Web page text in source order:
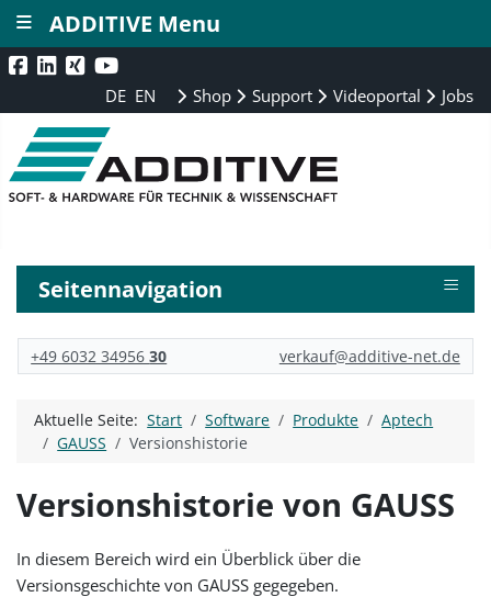
DE EN Shop Support Videoportal Jobs
Seitennavigation ≡
+49 6032 3495630 verkauf@additive-net.de
Aktuelle Seite:Start Software Produkte
Aptech
GAUSS
Versionshistorie
Versionshistorie von GAUSS
In diesem Bereich wird ein Überblick über die
Versionsgeschichte von GAUSS gegegeben.
ADDITIVE Menu
≡